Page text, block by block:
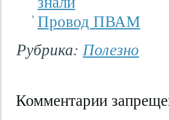
Провод ПВАМ
Рубрика:Полезно
Комментарии